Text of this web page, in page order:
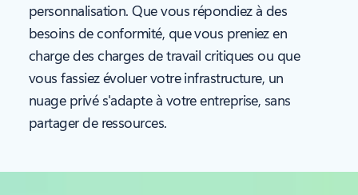
personnalisation. Que vous répondiez à des
besoins de conformité, que vous preniez en
charge des charges de travail critiques ou que
vous fassiez évoluer votre infrastructure, un
nuage privé s'adapte à votre entreprise, sans
partager de ressources.